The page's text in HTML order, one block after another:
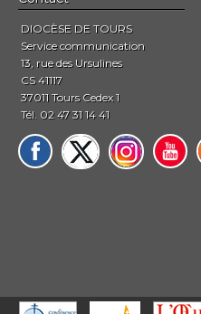
DIOCÈSE DE TOURS
Service communication
13, rue des Ursulines
CS 41117
37011 Tours Cedex 1
Tél. 02 47 31 14 41